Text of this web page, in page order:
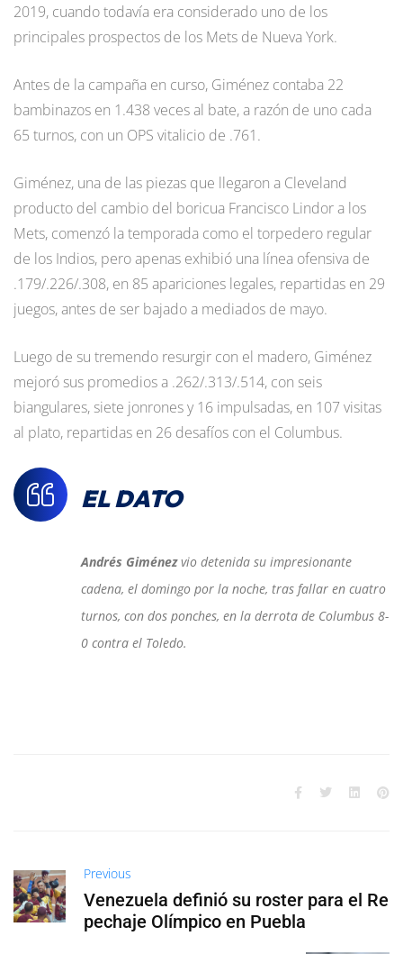
2019, cuando todavía era considerado uno de los
principales prospectos de los Mets de Nueva York.
Antes de la campaña en curso, Giménez contaba 22
bambinazos en 1.438 veces al bate, a razón de uno cada
65 turnos, con un OPS vitalicio de .761.
Giménez, una de las piezas que llegaron a Cleveland
producto del cambio del boricua Francisco Lindor a los
Mets, comenzó la temporada como el torpedero regular
de los Indios, pero apenas exhibió una línea ofensiva de
.179/.226/.308, en 85 apariciones legales, repartidas en 29
juegos, antes de ser bajado a mediados de mayo.
Luego de su tremendo resurgir con el madero, Giménez
mejoró sus promedios a .262/.313/.514, con seis
biangulares, siete jonrones y 16 impulsadas, en 107 visitas
al plato, repartidas en 26 desafíos con el Columbus.
EL DATO
Andrés Giménezvio detenida su impresionante
cadena, el domingo por la noche, tras fallar en cuatro
turnos, con dos ponches, en la derrota de Columbus 8-
0 contra el Toledo.
Previous
Venezuela definió su roster para el Re
pechaje Olímpico en Puebla